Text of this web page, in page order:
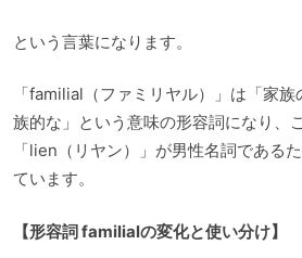
という言葉になります。
「familial（ファミリヤル）」は「家
族的な」という意味の形容詞になり、
「lien（リヤン）」が男性名詞である
ています。
【形容詞 familialの変化と使い分け】